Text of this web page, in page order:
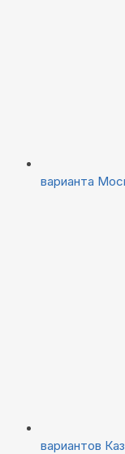
варианта
вариантов